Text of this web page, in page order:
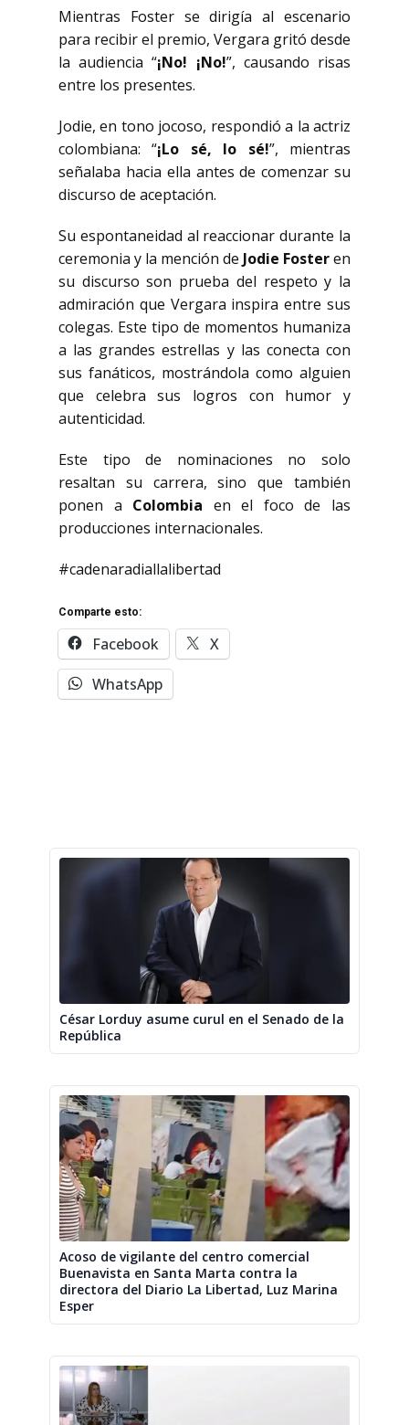
Mientras Foster se dirigía al escenario
para recibir el premio, Vergara gritó desde
la audiencia “¡No! ¡No!”, causando risas
entre los presentes.
Jodie, en tono jocoso, respondió a la actriz
colombiana: “¡Lo sé, lo sé!”, mientras
señalaba hacia ella antes de comenzar su
discurso de aceptación.
Su espontaneidad al reaccionar durante la
ceremonia y la mención de Jodie Fosteren
su discurso son prueba del respeto y la
admiración que Vergara inspira entre sus
colegas. Este tipo de momentos humaniza
a las grandes estrellas y las conecta con
sus fanáticos, mostrándola como alguien
que celebra sus logros con humor y
autenticidad.
Este tipo de nominaciones no solo
resaltan su carrera, sino que también
ponen a Colombia en el foco de las
producciones internacionales.
#cadenaradiallalibertad
Comparte esto:
Facebook
X
WhatsApp
César Lorduy asume curul en el Senado de la
República
Acoso de vigilante del centro comercial
Buenavista en Santa Marta contra la
directora del Diario La Libertad, Luz Marina
Esper